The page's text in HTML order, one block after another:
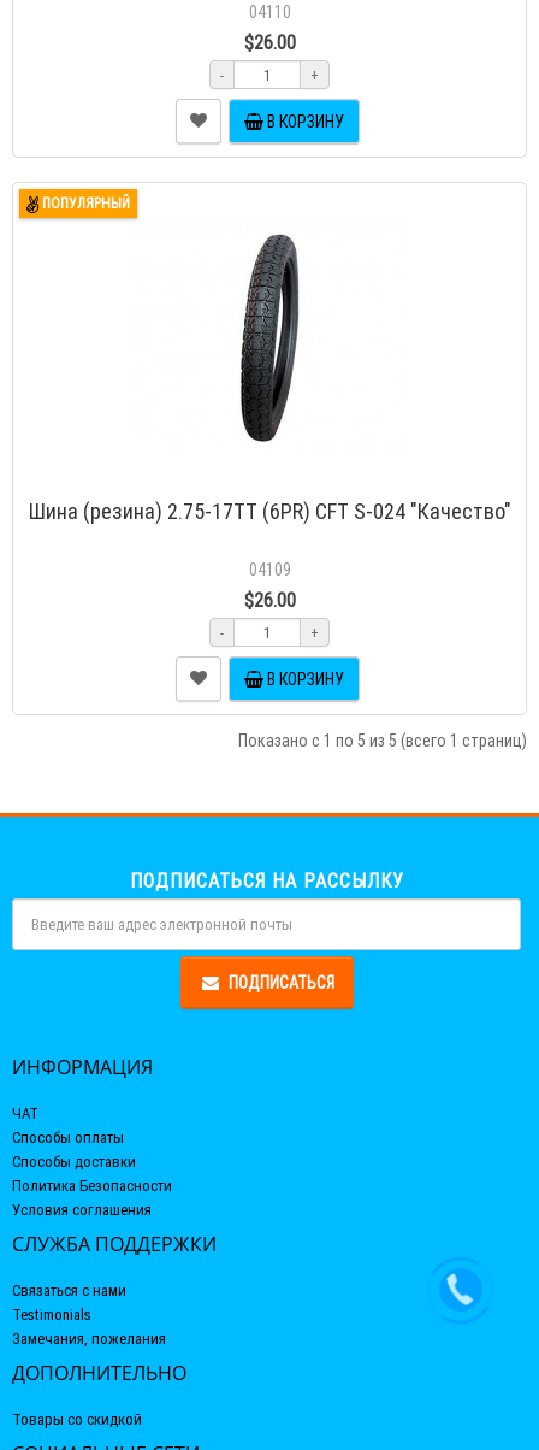
04110
$26.00
- +
В КОРЗИНУ
ПОПУЛЯРНЫЙ
Шина (резина) 2.75-17TT (6PR) CFT S-024 "Качество"
04109
$26.00
- +
В КОРЗИНУ
Показано с 1 по 5 из 5 (всего 1 страниц)
ПОДПИСАТЬСЯ НА РАССЫЛКУ
ПОДПИСАТЬСЯ
ИНФОРМАЦИЯ
ЧАТ
Способы оплаты
Способы доставки
Политика Безопасности
Условия соглашения
СЛУЖБА ПОДДЕРЖКИ
Связаться с нами
Testimonials
Замечания, пожелания
ДОПОЛНИТЕЛЬНО
Товары со скидкой